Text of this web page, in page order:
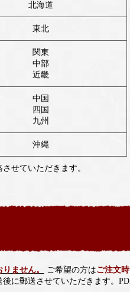
北海道
東北
関東
中部
近畿
中国
四国
九州
沖縄
せていただきます。
ません。 ご希望の方はご注文
に郵送させていただきます。